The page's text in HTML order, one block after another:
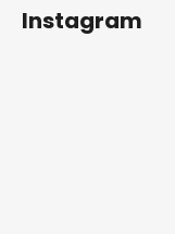
Instagram